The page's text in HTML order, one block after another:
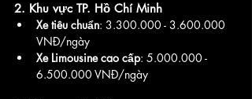
2. Khu vực TP. Hồ Chí Minh
Xe tiêu chuẩn: 3.300.000 - 3.600.000
VNĐ/ngày
Xe Limousine cao cấp: 5.000.000 -
6.500.000 VNĐ/ngày